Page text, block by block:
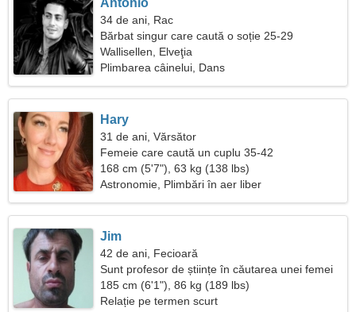
Antonio
34 de ani, Rac
Bărbat singur care caută o soție 25-29
Wallisellen, Elveţia
Plimbarea câinelui, Dans
Hary
31 de ani, Vărsător
Femeie care caută un cuplu 35-42
168 cm (5'7"), 63 kg (138 lbs)
Astronomie, Plimbări în aer liber
Jim
42 de ani, Fecioară
Sunt profesor de științe în căutarea unei femei
frumoase
185 cm (6'1"), 86 kg (189 lbs)
Relație pe termen scurt